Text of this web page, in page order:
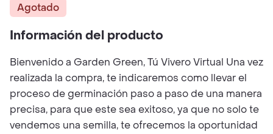
Agotado
Información del producto
Bienvenido a Garden Green, Tú Vivero Virtual Una vez
realizada la compra, te indicaremos como llevar el
proceso de germinación paso a paso de una manera
precisa, para que este sea exitoso, ya que no solo te
vendemos una semilla, te ofrecemos la oportunidad